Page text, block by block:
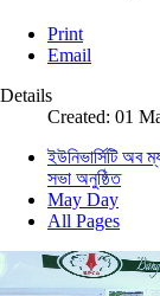
Print
Email
Details
Created: 01
ইউনিভার্সিটি অব
সভা অনুষ্ঠিত
May Day
All Pages